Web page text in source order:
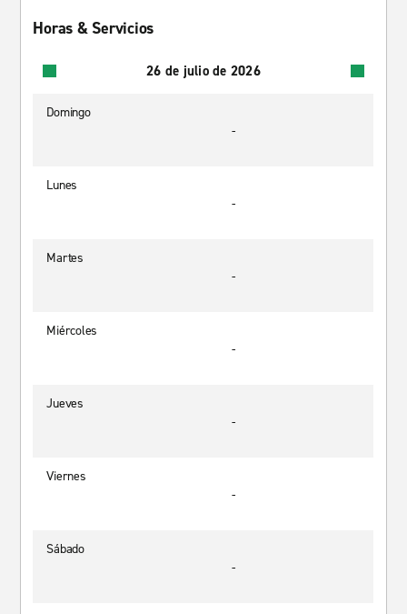
Horas & Servicios
26 de julio de 2026
Domingo
-
Lunes
-
Martes
-
Miércoles
-
Jueves
-
Viernes
-
Sábado
-